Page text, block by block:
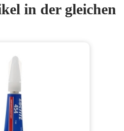
in der gleichen